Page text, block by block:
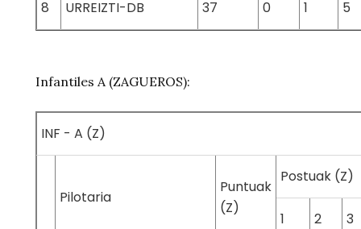
8 URREIZTI-DB 37 0 1 5
Infantiles A (ZAGUEROS):
INF - A (Z)
Pilotaria
Puntuak
(Z)
Postuak (Z)
1 2 3